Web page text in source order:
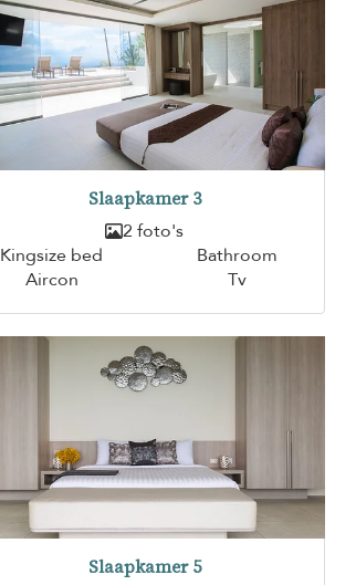
Slaapkamer 3
2 foto's
Kingsize bed
Bathroom
Aircon
Tv
Slaapkamer 5